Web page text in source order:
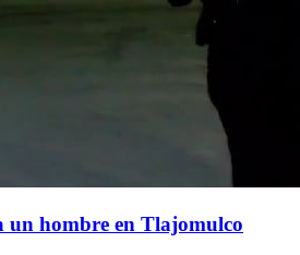
un hombre en Tlajomulco